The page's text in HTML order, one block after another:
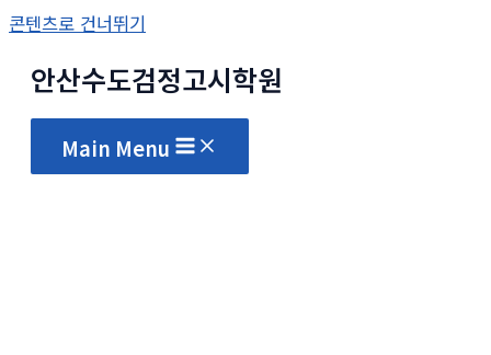
콘텐츠로 건너뛰기
안산수도검정고시학원
Main Menu